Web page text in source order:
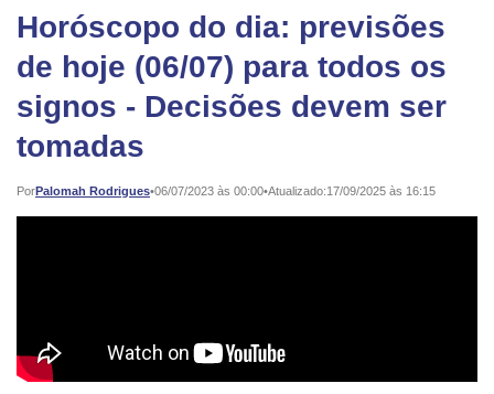
Horóscopo do dia: previsões
de hoje (06/07) para todos os
signos - Decisões devem ser
tomadas
PorPalomah Rodrigues•
Publicado: 06/07/2023 às 00:00•Atualizado:17/09/2025 às 16:15